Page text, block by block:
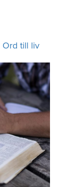
Ord till liv